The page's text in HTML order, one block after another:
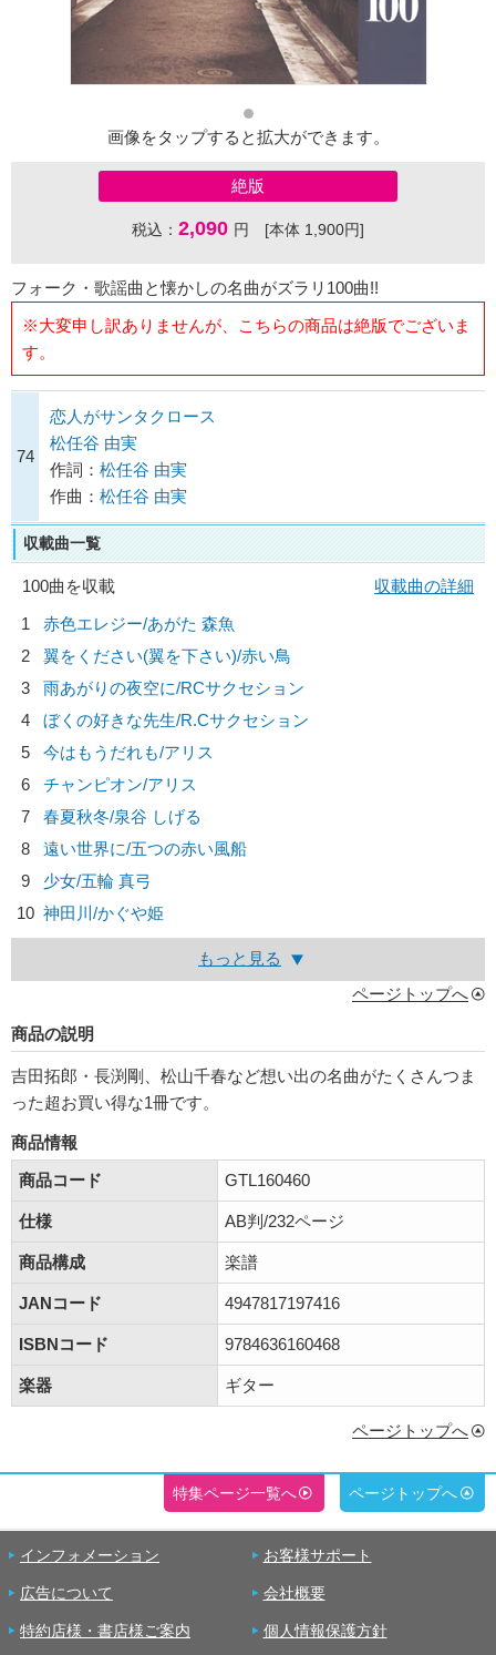
画像をタップすると拡大ができます。
絶版
税込： 2,090 円 [本体 1,900円]
フォーク・歌謡曲と懐かしの名曲がズラリ100曲!!
※大変申し訳ありませんが、こちらの商品は絶版でございま
す。
74
恋人がサンタクロース
松任谷 由実
作詞： 松任谷 由実
作曲： 松任谷 由実
収載曲一覧
100曲を収載
収載曲の詳細
1
赤色エレジー/あがた 森魚
2
翼をください(翼を下さい)/赤い鳥
3
雨あがりの夜空に/RCサクセション
4
ぼくの好きな先生/R.Cサクセション
5
今はもうだれも/アリス
6
チャンピオン/アリス
7
春夏秋冬/泉谷 しげる
8
遠い世界に/五つの赤い風船
9
少女/五輪 真弓
10 神田川/かぐや姫
もっと見る
ページトップへ
商品の説明
吉田拓郎・長渕剛、松山千春など想い出の名曲がたくさんつま
った超お買い得な1冊です。
商品情報
商品コード
GTL160460
仕様 AB判/232ページ
商品構成 楽譜
JANコード 4947817197416
ISBNコード 9784636160468
楽器 ギター
ページトップへ
特集ページ一覧へ ページトップへ
インフォメーション お客様サポート
広告について 会社概要
特約店様・書店様ご案内 個人情報保護方針